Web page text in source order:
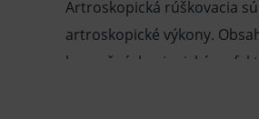
Artroskopická rúškovacia
artroskopické výkony.
bezpečné, hygienické a
položky sú vyrobené z